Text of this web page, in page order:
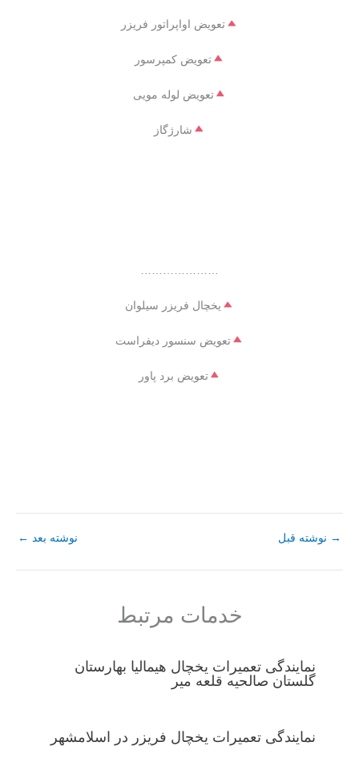
تعویض اواپراتور فریزر
تعویض کمپرسور
تعویض لوله مویی
شارژگاز
…………………
یخچال فریزر سیلوان
تعویض سنسور دیفراست
تعویض برد پاور
→ نوشته قبل نوشته بعد ←
خدمات مرتبط
نمایندگی تعمیرات یخچال هیمالیا بهارستان
گلستان صالحیه قلعه میر
نمایندگی تعمیرات یخچال فریزر در اسلامشهر